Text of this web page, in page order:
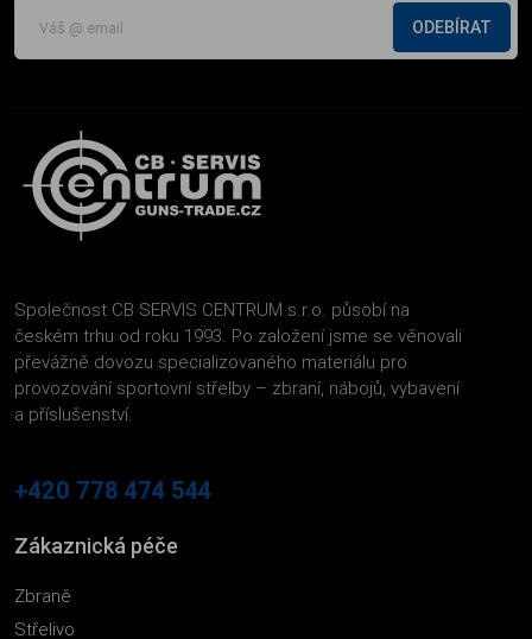
ODEBÍRAT
Společnost CB SERVIS CENTRUM s.r.o. působí na
českém trhu od roku 1993. Po založení jsme se věnovali
převážně dovozu specializovaného materiálu pro
provozování sportovní střelby – zbraní, nábojů, vybavení
a příslušenství.
+420 778 474 544
Zákaznická péče
Zbraně
Střelivo